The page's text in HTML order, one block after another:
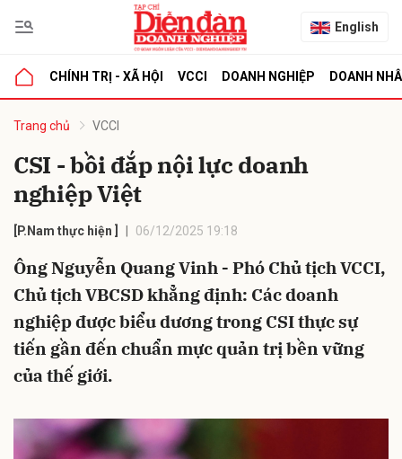
English
CHÍNH TRỊ - XÃ HỘI VCCI DOANH NGHIỆP DOANH
Trang chủ VCCI
CSI - bồi đắp nội lực doanh
nghiệp Việt
[P.Nam thực hiện ] 06/12/2025 19:18
Ông Nguyễn Quang Vinh - Phó Chủ tịch VCCI,
Chủ tịch VBCSD khẳng định: Các doanh
nghiệp được biểu dương trong CSI thực sự
tiến gần đến chuẩn mực quản trị bền vững
của thế giới.
luận
Hủy